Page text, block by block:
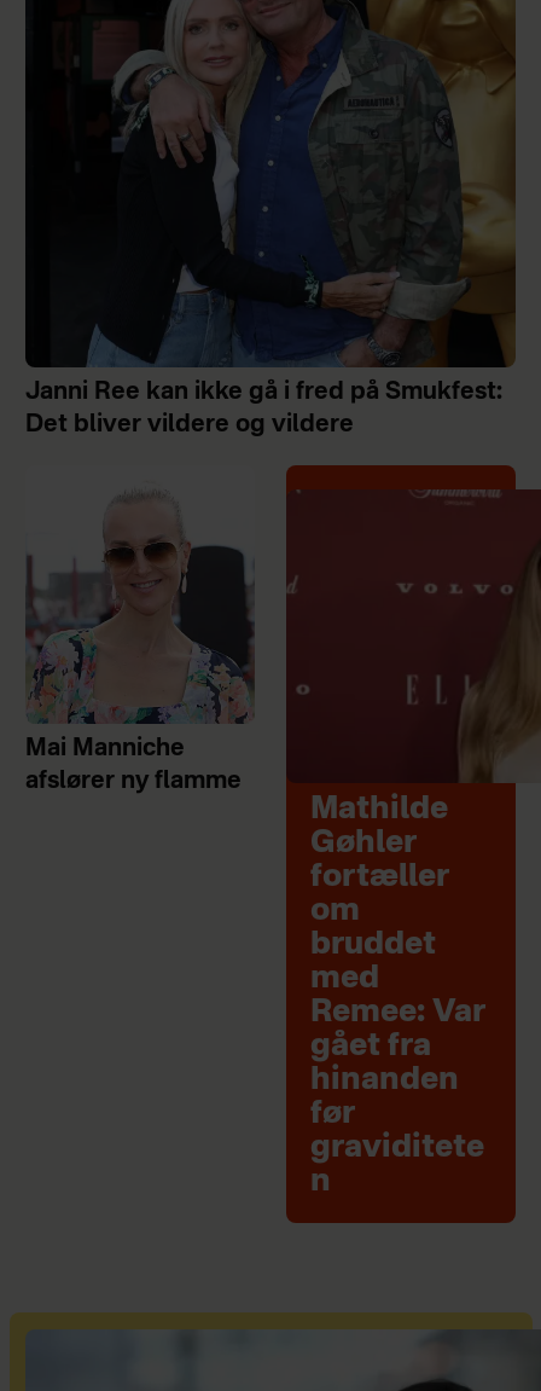
Janni Ree kan ikke gå i fred på Smukfest:
Det bliver vildere og vildere
Mai Manniche
afslører ny flamme
Mathilde
Gøhler
fortæller
om
bruddet
med
Remee: Var
gået fra
hinanden
før
graviditete
n